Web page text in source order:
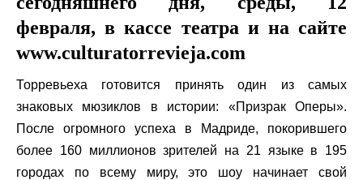
февраля, в кассе театра и на сайте
www.culturatorrevieja.com
Торревьеха готовится принять один из самых
знаковых мюзиклов в истории: «Призрак Оперы».
После огромного успеха в Мадриде, покорившего
более 160 миллионов зрителей на 21 языке в 195
городах по всему миру, это шоу начинает свой